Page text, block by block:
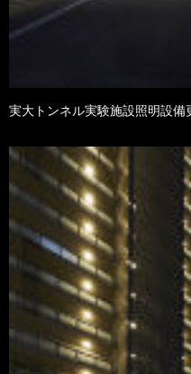
実大トンネル実験施設照明設備